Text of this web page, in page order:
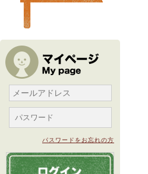
パスワードをお忘れの方